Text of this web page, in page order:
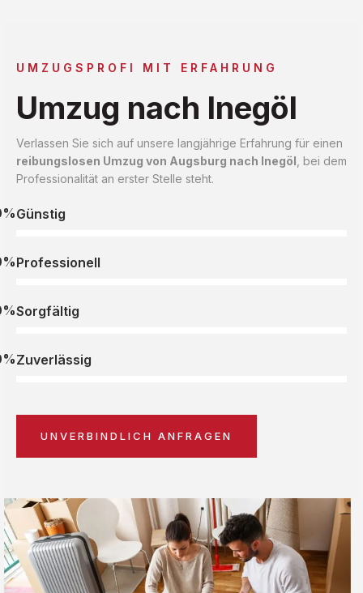
UMZUGSPROFI MIT ERFAHRUNG
Umzug nach Inegöl
Verlassen Sie sich auf unsere langjährige Erfahrung für einen
reibungslosen Umzug von Augsburg nach Inegöl , bei dem
Professionalität an erster Stelle steht.
Günstig
Professionell
Sorgfältig
Zuverlässig
UNVERBINDLICH ANFRAGEN